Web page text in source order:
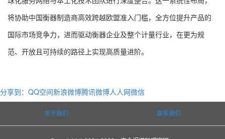
将协助中国衡器制造商高效跨越欧盟准入门槛，全方位提升产品的
国际市场竞争力，进而驱动衡器企业及整个计量行业，在更为规
范、开放且可持续的路径上实现高质量进阶。
分享到： QQ空间新浪微博腾讯微博人人网微信
关于我们 联系我们